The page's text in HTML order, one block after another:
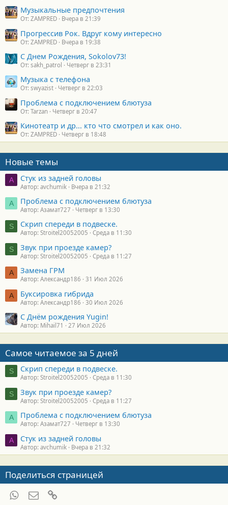
Музыкальные предпочтения
От: ZAMPRED Вчера в 21:39
Прогрессив Рок. Вдруг кому интересно
От: ZAMPRED Вчера в 19:38
С Днем Рождения, Sokolov73!
От: sakh_patrol Четверг в 23:31
Музыка с телефона
От: swyazist Четверг в 22:03
Проблема с подключением блютуза
От: Tarzan Четверг в 20:47
Кинотеатр и др... кто что смотрел и как оно.
От: ZAMPRED Четверг в 18:48
Новые темы
A Стук из задней головы
Автор: avchumik Вчера в 21:32
А Проблема с подключением блютуза
Автор: Азамат727 Четверг в 13:30
S Скрип спереди в подвеске.
Автор: Stroitel20052005 Среда в 11:30
S Звук при проезде камер?
Автор: Stroitel20052005 Среда в 11:27
А Замена ГРМ
Автор: Александр186 31 Июл 2026
А Буксировка гибрида
Автор: Александр186 30 Июл 2026
С Днём рождения Yugin!
Автор: Mihail71 27 Июл 2026
Самое читаемое за 5 дней
S Скрип спереди в подвеске.
Автор: Stroitel20052005 Среда в 11:30
S Звук при проезде камер?
Автор: Stroitel20052005 Среда в 11:27
А Проблема с подключением блютуза
Автор: Азамат727 Четверг в 13:30
A Стук из задней головы
Автор: avchumik Вчера в 21:32
Поделиться страницей
WhatsAppЭлектронная почта